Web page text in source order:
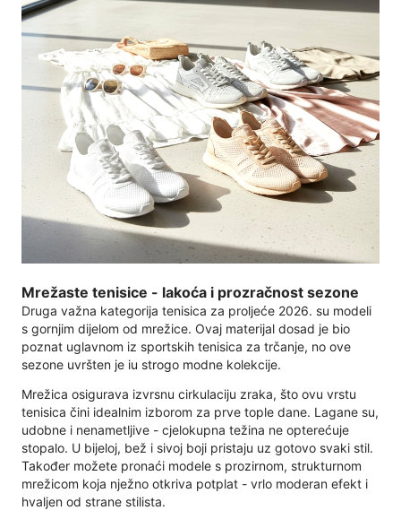
Mrežaste tenisice - lakoća i prozračnost sezone
Druga važna kategorija tenisica za proljeće 2026. su modeli
s gornjim dijelom od mrežice. Ovaj materijal dosad je bio
poznat uglavnom iz sportskih tenisica za trčanje, no ove
sezone uvršten je iu strogo modne kolekcije.
Mrežica osigurava izvrsnu cirkulaciju zraka, što ovu vrstu
tenisica čini idealnim izborom za prve tople dane. Lagane su,
udobne i nenametljive - cjelokupna težina ne opterećuje
stopalo. U bijeloj, bež i sivoj boji pristaju uz gotovo svaki stil.
Također možete pronaći modele s prozirnom, strukturnom
mrežicom koja nježno otkriva potplat - vrlo moderan efekt i
hvaljen od strane stilista.